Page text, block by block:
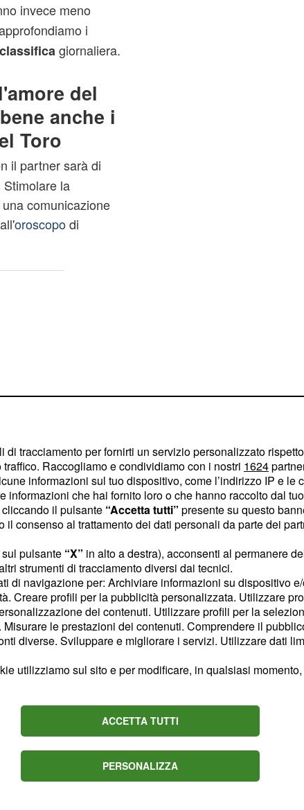
invece meno
i
classifica giornaliera.
del
anche i
Toro
il partner sarà di
la
comunicazione
oroscopodi
una serie di
emotivo. Nella
si riaccenderà,
insieme più
classifica sarà
cambiare
potreste
la serenità
vostro lato
In famiglia, si
con quei membri con
tracciamento per fornirti un servizio personalizzato
Raccogliamo e condividiamo con i nostri 1624
informazioni sul tuo dispositivo, come l’indirizzo IP e le
informazioni che hai fornito loro o che hanno raccolto dal
il pulsante “Accetta tutti” presente su questo
il consenso al trattamento dei dati personali da parte dei
pulsante “X” in alto a destra), acconsenti al permanere
strumenti di tracciamento diversi dai tecnici.
di navigazione per: Archiviare informazioni su dispositivo
Creare profili per la pubblicità personalizzata. Utilizzare
dei contenuti. Utilizzare profili per la
le prestazioni dei contenuti. Comprendere il
diverse. Sviluppare e migliorare i servizi. Utilizzare dati
utilizziamo sul sito e per modificare, in qualsiasi
ACCETTA TUTTI
PERSONALIZZA